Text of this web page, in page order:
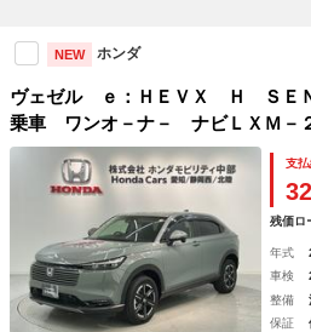
NEW ホンダ
ヴェゼル ｅ：ＨＥＶＸ Ｈ ＳＥ
乗車 ワンオ－ナ－ ナビＬＸＭ
カメラ ＢＴオ－ディオ ドラレ
ＶＳＡ シ－トヒ－タ－ クルコ
支
残価ロ
年式
車検
整備
保証